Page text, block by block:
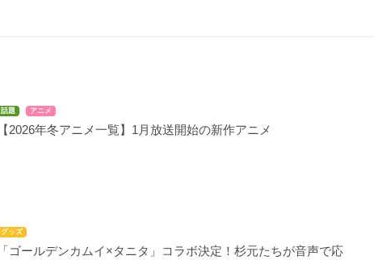
話題 アニメ
【2026年冬アニメ一覧】1月放送開始の新作アニメ
グッズ
「ゴールデンカムイ×タニタ」コラボ決定！杉元たちが音声で応